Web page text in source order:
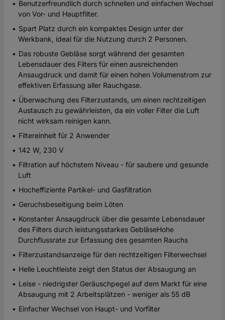
Benutzerfreundlich durch schnellen und einfachen Wechsel
von Vor- und Hauptfilter.
Spart Platz durch ein kompaktes Design unter der
Werkbank, ideal für die Nutzung durch 2 Personen.
Das robuste Gebläse sorgt während der gesamten
Lebensdauer des Filters für einen ausreichenden
Ansaugdruck und damit für einen hohen Volumenstrom zur
effektiven Erfassung aller Rauchgase.
Überwachung des Filterzustands, um einen rechtzeitigen
Austausch zu gewährleisten, da ein voller Filter die Luft
nicht wirksam reinigen kann.
Filtereinheit für 2 Anwender
142 W, 230 V
Filtration auf höchstem Niveau - für saubere und gesunde
Luft
Hocheffiziente Partikel- und Gasfiltration
Geruchsbeseitigung beim Löten
Konstanter Ansaugdruck über die gesamte Lebensdauer
des Filters durch leistungsstarkes GebläseHohe
Durchflussrate zur Erfassung des gesamten Rauchs
Filterzustandsanzeige für den rechtzeitigen Filterwechsel
Helle Leuchtleiste zeigt den Status der Absaugung an
Leise - niedrigster Geräuschpegel auf dem Markt für eine
Absaugung mit 2 Arbeitsplätzen - weniger als 55 dB
Einfacher Wechsel von Haupt- und Vorfilter